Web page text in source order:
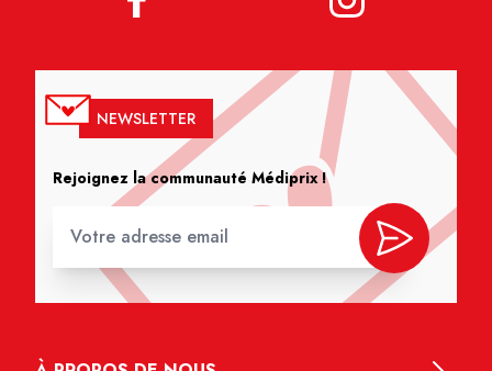
NEWSLETTER
Rejoignez la communauté Médiprix !